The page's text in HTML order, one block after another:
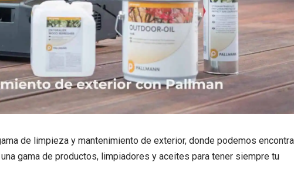
de limpieza y mantenimiento de exterior, donde podemos
gama de productos, limpiadores y aceites para tener siempre tu